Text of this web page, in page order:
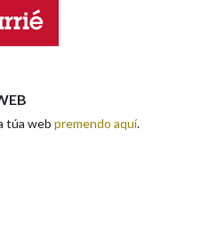
túa web premendo aquí.